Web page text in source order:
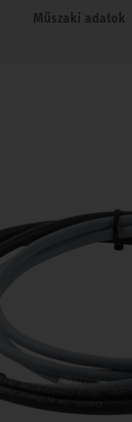
Műszaki adatok